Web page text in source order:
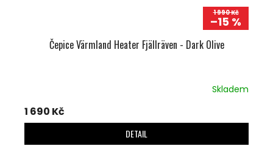
1 990 Kč
–15 %
Čepice Värmland Heater Fjällräven - Dark Olive
Skladem
1 690 Kč
DETAIL